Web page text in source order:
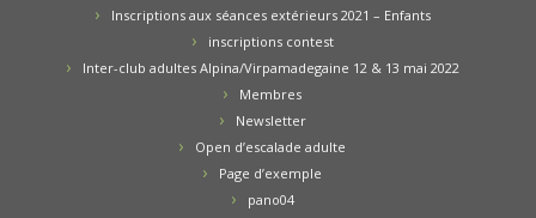
Inscriptions aux séances extérieurs 2021 – Enfants
inscriptions contest
Inter-club adultes Alpina/Virpamadegaine 12 & 13 mai 2022
Membres
Newsletter
Open d’escalade adulte
Page d’exemple
pano04